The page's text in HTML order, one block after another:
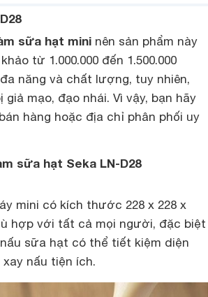
sữa hạt mini nên sản phẩm này
từ 1.000.000 đến 1.500.000
năng và chất lượng, tuy nhiên,
mạo, đạo nhái. Vì vậy, bạn hãy
hàng hoặc địa chỉ phân phối uy
sữa hạt Seka LN-D28
mini có kích thước 228 x 228 x
hợp với tất cả mọi người, đặc biệt
sữa hạt có thể tiết kiệm diện
nấu tiện ích.